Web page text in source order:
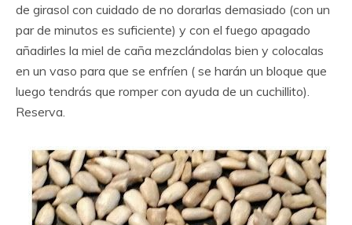
de girasol con cuidado de no dorarlas demasiado (con un
par de minutos es suficiente) y con el fuego apagado
añadirles la miel de caña mezclándolas bien y colocalas
en un vaso para que se enfríen ( se harán un bloque que
luego tendrás que romper con ayuda de un cuchillito).
Reserva.